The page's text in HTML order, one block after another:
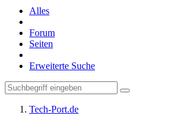
Alles
Forum
Seiten
Erweiterte Suche
Tech-Port.de